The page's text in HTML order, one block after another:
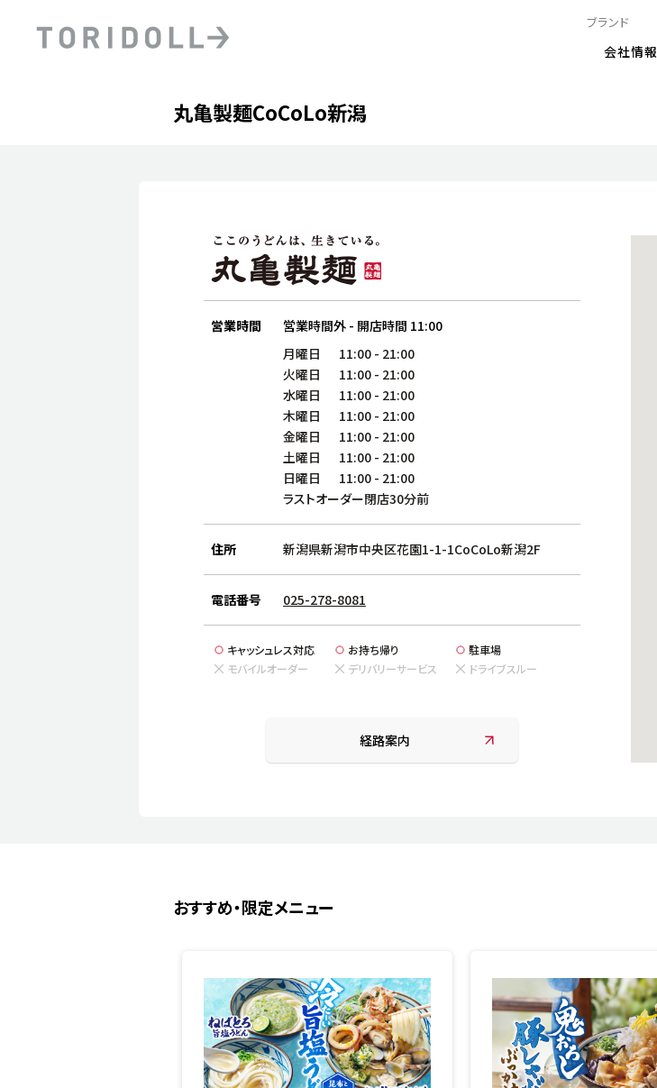
PRニュース
中長期経営計画
粟田社長が語るトリドールDX
DXビジョン2028
ライブラリ
ステークホルダーとの
コミュニケーション
エネルギー使用量の削減
人と社会とともに
ブランド
会社情報
丸亀製麺CoCoLo新潟
営業時間 営業時間外 - 開店時間 11:00
月曜日 11:00 - 21:00
火曜日
11:00 - 21:00
水曜日
11:00 - 21:00
木曜日
11:00 - 21:00
金曜日
11:00 - 21:00
土曜日
11:00 - 21:00
日曜日
11:00 - 21:00
ラストオーダー閉店30分前
住所 新潟県新潟市中央区花園1-1-1CoCoLo新潟2F
電話番号 025-278-8081
キャッシュレス対応 お持ち帰り
駐車場
モバイルオーダー
デリバリーサービス ドライブスルー
経路案内
おすすめ・限定メニュー